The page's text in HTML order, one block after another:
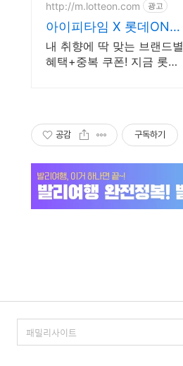
금 바로 만나보세요!
http://m.lotteon.com 광고
아이피타임 X 롯데ON
첫구매 최대 5천원 혜택!
내 취향에 딱 맞는 브랜드별
혜택+중복 쿠폰! 지금 롯데
공감 구독하기